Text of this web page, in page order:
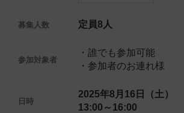
募集人数 定員8人
参加対象者
・誰でも参加可能
・参加者のお連れ様
日時
2025年8月16日（土）
13:00～16:00